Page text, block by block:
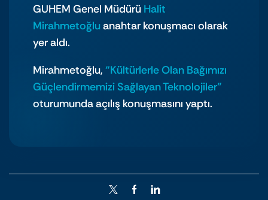
GUHEM Genel Müdürü Halit
Mirahmetoğluanahtar konuşmacı olarak
yer aldı.
Mirahmetoğlu, “Kültürlerle Olan Bağımızı
Güçlendirmemizi Sağlayan Teknolojiler”
oturumunda açılış konuşmasını yaptı.